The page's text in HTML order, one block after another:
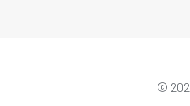
©